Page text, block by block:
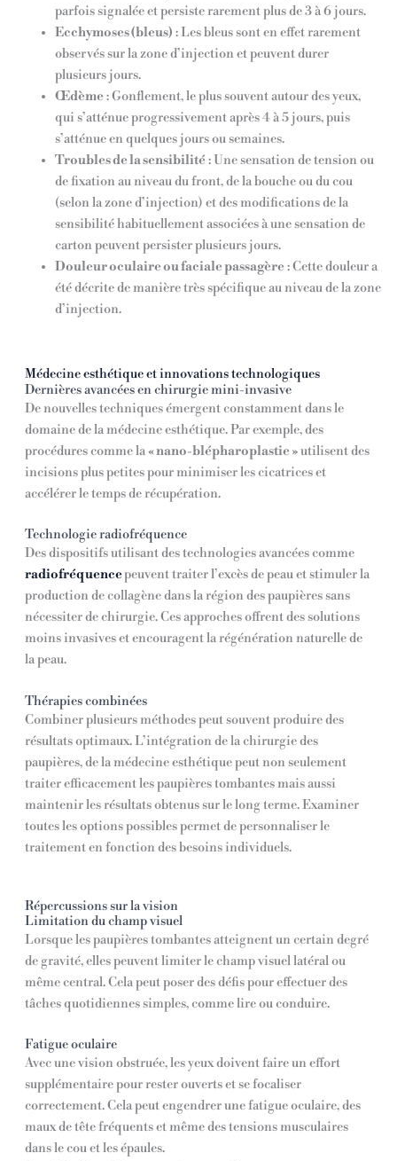
parfois signalée et persiste rarement plus de 3 à 6 jours.
Ecchymoses (bleus) : Les bleus sont en effet rarement
observés sur la zone d’injection et peuvent durer
plusieurs jours.
Œdème : Gonflement, le plus souvent autour des yeux,
qui s’atténue progressivement après 4 à 5 jours, puis
s’atténue en quelques jours ou semaines.
Troubles de la sensibilité : Une sensation de tension ou
de fixation au niveau du front, de la bouche ou du cou
(selon la zone d’injection) et des modifications de la
sensibilité habituellement associées à une sensation de
carton peuvent persister plusieurs jours.
Douleur oculaire ou faciale passagère : Cette douleur a
été décrite de manière très spécifique au niveau de la zone
d’injection.
Médecine esthétique et innovations technologiques
Dernières avancées en chirurgie mini-invasive
De nouvelles techniques émergent constamment dans le
domaine de la médecine esthétique. Par exemple, des
procédures comme la« nano-blépharoplastie »utilisent des
incisions plus petites pour minimiser les cicatrices et
accélérer le temps de récupération.
Technologie radiofréquence
Des dispositifs utilisant des technologies avancées comme
radiofréquencepeuvent traiter l’excès de peau et stimuler la
production de collagène dans la région des paupières sans
nécessiter de chirurgie. Ces approches offrent des solutions
moins invasives et encouragent la régénération naturelle de
la peau.
Thérapies combinées
Combiner plusieurs méthodes peut souvent produire des
résultats optimaux. L’intégration de la chirurgie des
paupières, de la médecine esthétique peut non seulement
traiter efficacement les paupières tombantes mais aussi
maintenir les résultats obtenus sur le long terme. Examiner
toutes les options possibles permet de personnaliser le
traitement en fonction des besoins individuels.
Répercussions sur la vision
Limitation du champ visuel
Lorsque les paupières tombantes atteignent un certain degré
de gravité, elles peuvent limiter le champ visuel latéral ou
même central. Cela peut poser des défis pour effectuer des
tâches quotidiennes simples, comme lire ou conduire.
Fatigue oculaire
Avec une vision obstruée, les yeux doivent faire un effort
supplémentaire pour rester ouverts et se focaliser
correctement. Cela peut engendrer une fatigue oculaire, des
maux de tête fréquents et même des tensions musculaires
dans le cou et les épaules.